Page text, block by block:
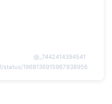
@ _7442414394541
status/1968136915967938956